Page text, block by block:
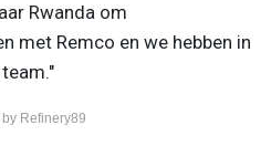
Rwanda om
met Remco en we hebben in
Refinery89